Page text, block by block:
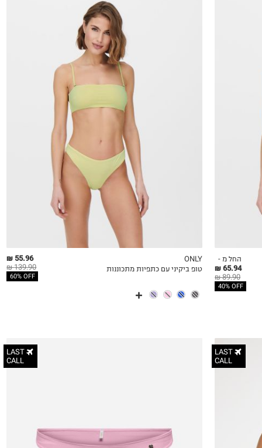
החל מ -
65.94 ₪
89.90 ₪
40% OFF
MY LIST
55.96 ₪
139.90 ₪
60% OFF
ONLY
טופ ביקיני עם כתפיות מתכוננות
LAST
CALL
LAST
CALL